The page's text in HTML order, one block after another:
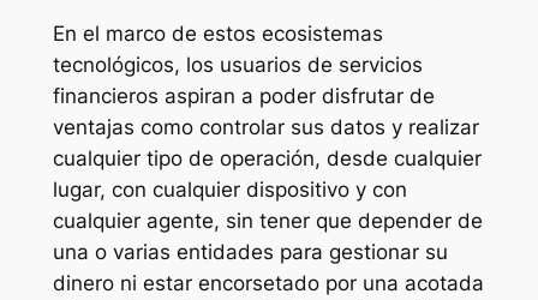
En el marco de estos ecosistemas
tecnológicos, los usuarios de servicios
financieros aspiran a poder disfrutar de
ventajas como controlar sus datos y realizar
cualquier tipo de operación, desde cualquier
lugar, con cualquier dispositivo y con
cualquier agente, sin tener que depender de
una o varias entidades para gestionar su
dinero ni estar encorsetado por una acotada